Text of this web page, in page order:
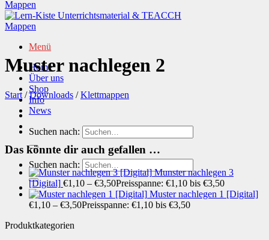
Menü
Home
Über uns
Shop
Info
News
Suchen nach:
Suchen nach:
Muster nachlegen 2
Start / Downloads / Klettmappen
Das könnte dir auch gefallen …
Munster nachlegen 3
[Digital] €1,10 – €3,50Preisspanne: €1,10 bis €3,50
Muster nachlegen 1 [Digital]
€1,10 – €3,50Preisspanne: €1,10 bis €3,50
Produktkategorien